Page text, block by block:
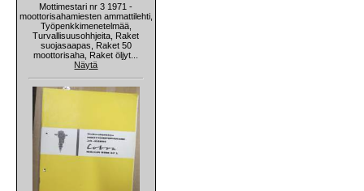
Mottimestari nr 3 1971 -
moottorisahamiesten ammattilehti,
Työpenkkimenetelmää,
Turvallisuusohhjeita, Raket
suojasaapas, Raket 50
moottorisaha, Raket öljyt...
Näytä